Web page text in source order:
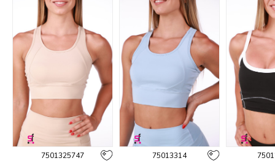
7501325747 75013314